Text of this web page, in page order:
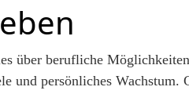
über berufliche
und persönliches Wachstum.